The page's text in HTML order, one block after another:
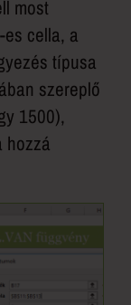
most
cella, a
típusa
szereplő
1500),
hozzá